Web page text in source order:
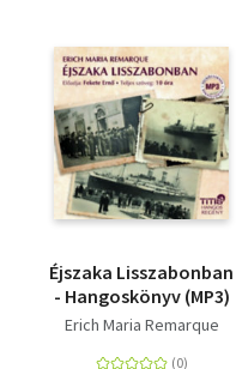
Éjszaka Lisszabonban
- Hangoskönyv (MP3)
Erich Maria Remarque